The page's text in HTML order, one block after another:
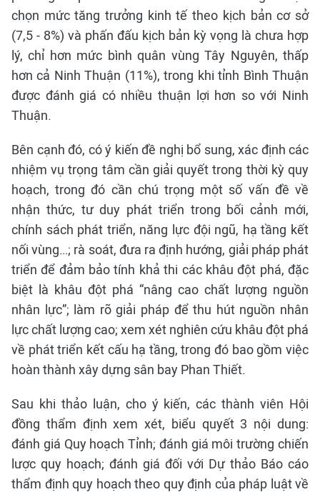
chọn mức tăng trưởng kinh tế theo kịch bản cơ sở
(7,5 - 8%) và phấn đấu kịch bản kỳ vọng là chưa hợp
lý, chỉ hơn mức bình quân vùng Tây Nguyên, thấp
hơn cả Ninh Thuận (11%), trong khi tỉnh Bình Thuận
được đánh giá có nhiều thuận lợi hơn so với Ninh
Thuận.
Bên cạnh đó, có ý kiến đề nghị bổ sung, xác định các
nhiệm vụ trọng tâm cần giải quyết trong thời kỳ quy
hoạch, trong đó cần chú trọng một số vấn đề về
nhận thức, tư duy phát triển trong bối cảnh mới,
chính sách phát triển, năng lực đội ngũ, hạ tầng kết
nối vùng…; rà soát, đưa ra định hướng, giải pháp phát
triển để đảm bảo tính khả thi các khâu đột phá, đặc
biệt là khâu đột phá “nâng cao chất lượng nguồn
nhân lực”; làm rõ giải pháp để thu hút nguồn nhân
lực chất lượng cao; xem xét nghiên cứu khâu đột phá
về phát triển kết cấu hạ tầng, trong đó bao gồm việc
hoàn thành xây dựng sân bay Phan Thiết.
Sau khi thảo luận, cho ý kiến, các thành viên Hội
đồng thẩm định xem xét, biểu quyết 3 nội dung:
đánh giá Quy hoạch Tỉnh; đánh giá môi trường chiến
lược quy hoạch; đánh giá đối với Dự thảo Báo cáo
thẩm định quy hoạch theo quy định của pháp luật về